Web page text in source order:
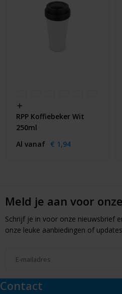
RPP Koffiebeker Wit
250ml
Al vanaf € 1,94
Meld je aan voor
Schrijf je in voor onze nieuwsbrief
onze leuke aanbiedingen of
Contact